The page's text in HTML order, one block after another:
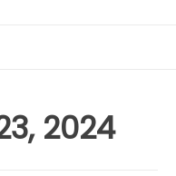
2024